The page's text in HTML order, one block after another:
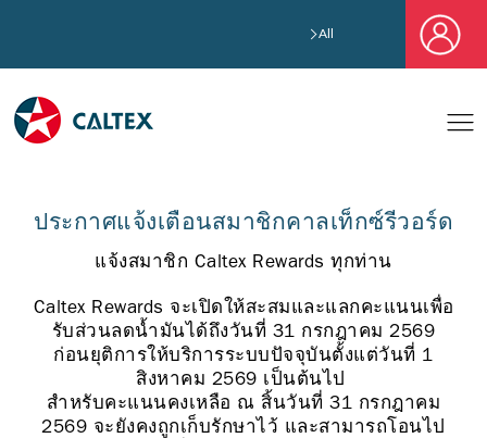
All
ประกาศแจ้งเตือนสมาชิกคาลเท็กซ์รีวอร์ด
แจ้งสมาชิก Caltex Rewards ทุกท่าน
Caltex Rewards จะเปิดให้สะสมและแลกคะแนนเพื่อ
รับส่วนลดน้ำมันได้ถึงวันที่ 31 กรกฎาคม 2569
ก่อนยุติการให้บริการระบบปัจจุบันตั้งแต่วันที่ 1
สิงหาคม 2569 เป็นต้นไป
สำหรับคะแนนคงเหลือ ณ สิ้นวันที่ 31 กรกฎาคม
2569 จะยังคงถูกเก็บรักษาไว้ และสามารถโอนไป